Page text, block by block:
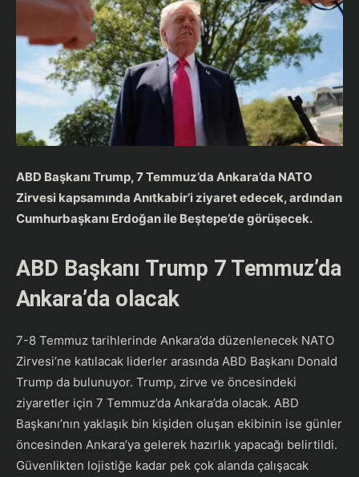
ABD Başkanı Trump, 7 Temmuz’da Ankara’da NATO
Zirvesi kapsamında Anıtkabir’i ziyaret edecek, ardından
Cumhurbaşkanı Erdoğan ile Beştepe’de görüşecek.
ABD Başkanı Trump 7 Temmuz’da
Ankara’da olacak
7-8 Temmuz tarihlerinde Ankara’da düzenlenecek NATO
Zirvesi’ne katılacak liderler arasında ABD Başkanı Donald
Trump da bulunuyor. Trump, zirve ve öncesindeki
ziyaretler için 7 Temmuz’da Ankara’da olacak. ABD
Başkanı’nın yaklaşık bin kişiden oluşan ekibinin ise günler
öncesinden Ankara’ya gelerek hazırlık yapacağı belirtildi.
Güvenlikten lojistiğe kadar pek çok alanda çalışacak